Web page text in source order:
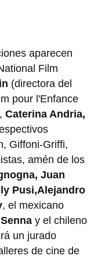
aparecen
Film
(directora del
pour l'Enfance
, Caterina Andria,
Giffoni-Griffi,
amén de los
Juan
Pusi,Alejandro
, el mexicano
y el chileno
un jurado
de cine de